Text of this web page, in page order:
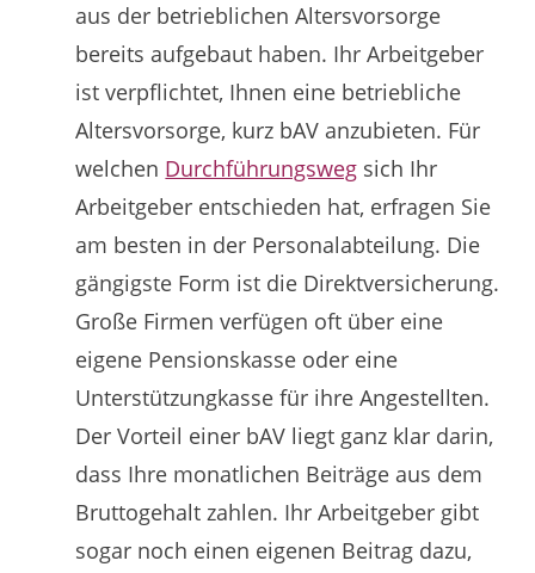
aus der betrieblichen Altersvorsorge
bereits aufgebaut haben. Ihr Arbeitgeber
ist verpflichtet, Ihnen eine betriebliche
Altersvorsorge, kurz bAV anzubieten. Für
welchen Durchführungsweg sich Ihr
Arbeitgeber entschieden hat, erfragen Sie
am besten in der Personalabteilung. Die
gängigste Form ist die Direktversicherung.
Große Firmen verfügen oft über eine
eigene Pensionskasse oder eine
Unterstützungkasse für ihre Angestellten.
Der Vorteil einer bAV liegt ganz klar darin,
dass Ihre monatlichen Beiträge aus dem
Bruttogehalt zahlen. Ihr Arbeitgeber gibt
sogar noch einen eigenen Beitrag dazu,